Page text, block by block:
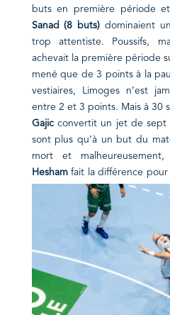
buts en première période
Sanad (8 buts) dominaient
trop attentiste. Poussifs,
achevait la première période
mené que de 3 points à la
vestiaires, Limoges n’est
entre 2 et 3 points. Mais à 30
Gajicconvertit un jet de sept
sont plus qu’à un but du
mort et
Heshamfait la différence pour
la fin… 30-28 pour l’USAM.